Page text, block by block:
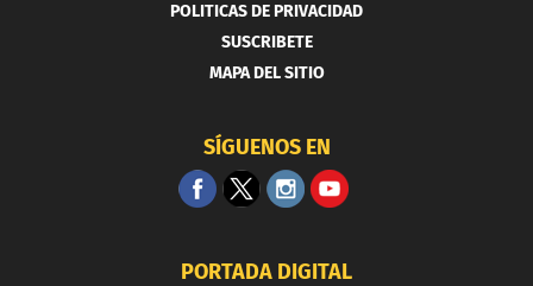
POLITICAS DE PRIVACIDAD
SUSCRIBETE
MAPA DEL SITIO
SÍGUENOS EN
PORTADA DIGITAL